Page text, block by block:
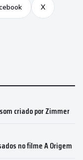
X
criado por Zimmer
no filme A Origem